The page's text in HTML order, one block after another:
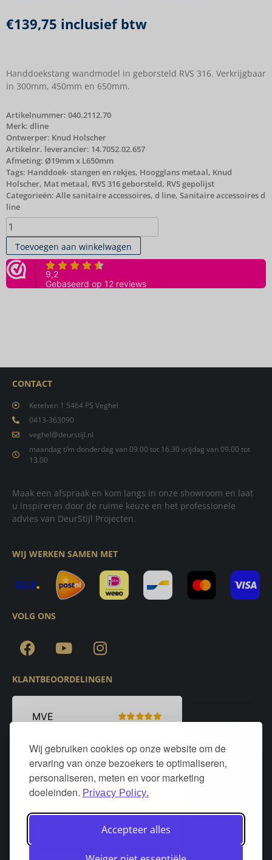
Wij gebruiken cookies op onze website om de
ervaring van onze bezoekers te optimaliseren,
personaliseren, meten en voor marketing
doeleinden. Privacy Policy.
Accepteer alles
€139,75 inclusief btw
Handdoekstang wandmodel in geborsteld RVS 316. Verkrijgbaar
in 300mm, 450mm en 650mm.
Artikelnummer: 040.2112.70
Merk: dline
Ontwerper: Knud Holscher
Artikelnr. leverancier: 14.7052.02.657
Afmeting: Ø19mm x L650mm
Tags: Handdoek- stangen en rekjes, Hoogglans metaal, Knud
Holscher, Mat metaal, RVS 316 geborsteld, RVS gepolijst
Categorieën: Alle sanitaire accessoires, d line, Sanitaire accessoires d
line
Toevoegen aan winkelwagen
CONTACT
Ketelven 1 5464 PS Veghel
0413-363090
veghel@deurstijl.nl
maandag t/m donderdag van 09.00 tot 16.30 vrijdag van 09.00 tot
13.00
Maak een afspraak en kom langs in onze showroom en laat
u inspireren door de ruime keuze en het professionele
advies van DeurStijl Projecten.
WIJ WERKEN SAMEN MET
VOLG ONS
KLANTBEOORDELINGEN